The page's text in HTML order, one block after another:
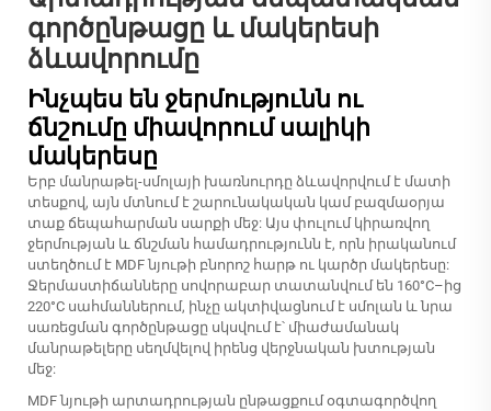
գործընթացը և մակերեսի
ձևավորումը
Ինչպես են ջերմությունն ու
ճնշումը միավորում սալիկի
մակերեսը
Երբ մանրաթել-սմոլայի խառնուրդը ձևավորվում է մատի
տեսքով, այն մտնում է շարունակական կամ բազմաօրյա
տաք ճեպահարման սարքի մեջ: Այս փուլում կիրառվող
ջերմության և ճնշման համադրությունն է, որն իրականում
ստեղծում է MDF նյութի բնորոշ հարթ ու կարծր մակերեսը:
Ջերմաստիճանները սովորաբար տատանվում են 160°C–ից
220°C սահմաններում, ինչը ակտիվացնում է սմոլան և նրա
սառեցման գործընթացը սկսվում է՝ միաժամանակ
մանրաթելերը սեղմվելով իրենց վերջնական խտության
մեջ:
MDF նյութի արտադրության ընթացքում օգտագործվող